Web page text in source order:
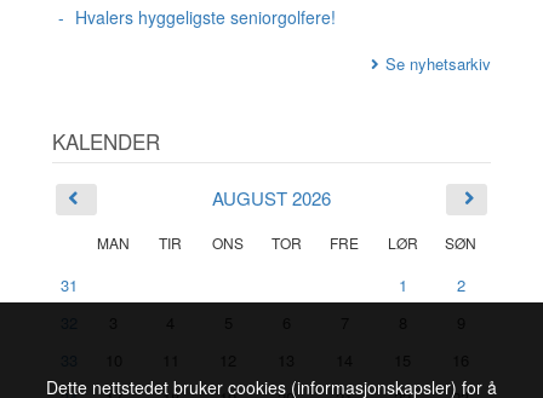
Hvalers hyggeligste seniorgolfere!
Se nyhetsarkiv
KALENDER
AUGUST 2026
MAN TIR ONS TOR FRE LØR SØN
31 1
2
Dette nettstedet bruker cookies (informasjonskapsler) for å